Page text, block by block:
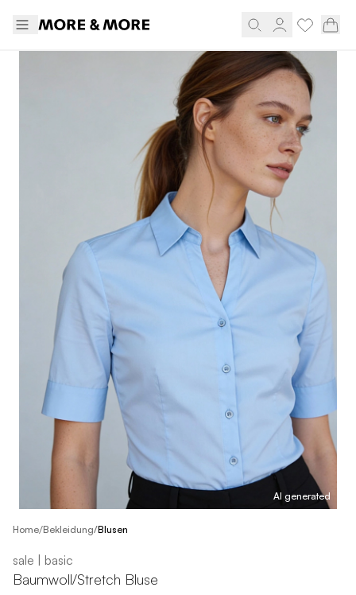
AI generated
Home/Bekleidung/Blusen
sale | basic
Baumwoll/Stretch Bluse